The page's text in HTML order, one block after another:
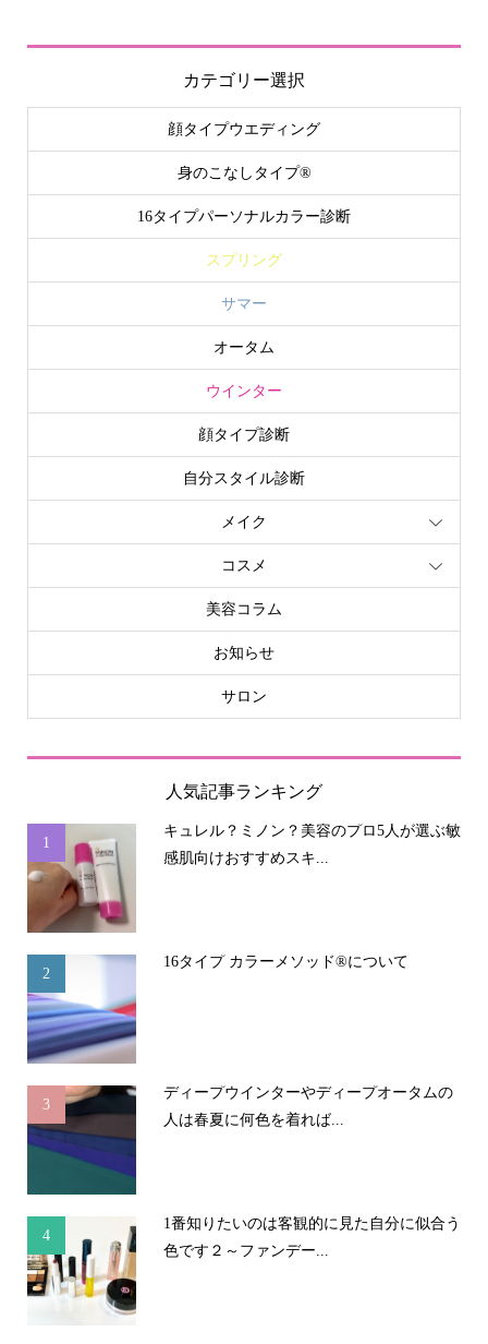
カテゴリー選択
顔タイプウエディング
身のこなしタイプ®
16タイプパーソナルカラー診断
スプリング
サマー
オータム
ウインター
顔タイプ診断
自分スタイル診断
メイク
コスメ
美容コラム
お知らせ
サロン
人気記事ランキング
1
キュレル？ミノン？美容のプロ5人が選ぶ敏
感肌向けおすすめスキ...
2
16タイプ カラーメソッド®について
3
ディープウインターやディープオータムの
人は春夏に何色を着れば...
4
1番知りたいのは客観的に見た自分に似合う
色です２～ファンデー...